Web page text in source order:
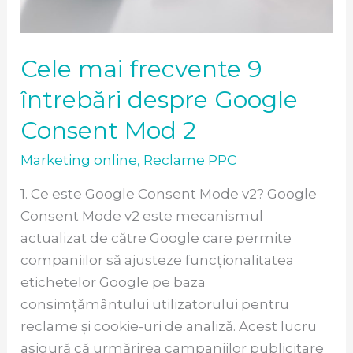
Cele mai frecvente 9
întrebări despre Google
Consent Mod 2
Marketing online, Reclame PPC
1. Ce este Google Consent Mode v2? Google
Consent Mode v2 este mecanismul
actualizat de către Google care permite
companiilor să ajusteze funcționalitatea
etichetelor Google pe baza
consimțământului utilizatorului pentru
reclame și cookie-uri de analiză. Acest lucru
asigură că urmărirea campaniilor publicitare
Mod
2